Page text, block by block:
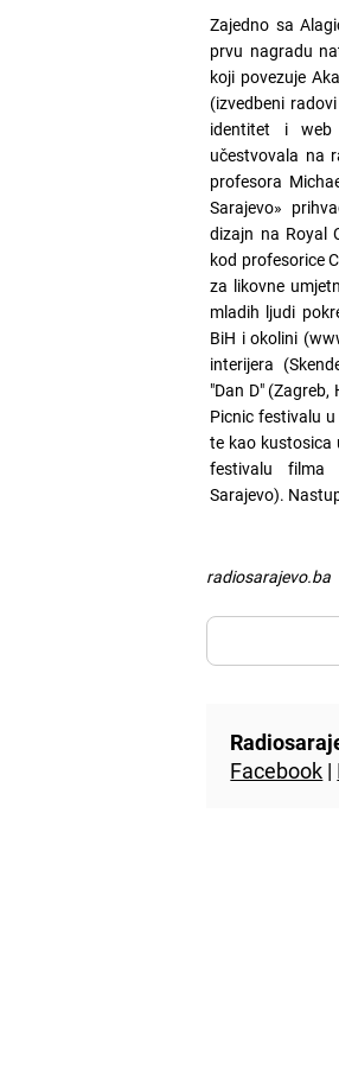
Zajedno sa
prvu nagradu
koji povezuje
(izvedbeni
identitet i web
učestvovala na
profesora
Sarajevo»
dizajn na Royal
kod profesorice
za likovne
mladih ljudi
BiH i okolini
interijera
"Dan D"
Picnic festivalu
te kao kustosica
festivalu filma i
Sarajevo).
radiosarajevo.ba
Facebook |